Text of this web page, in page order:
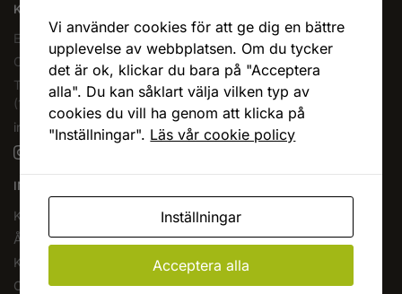
KAFFEOCHTE.SE
En del av Novodesign AB
Org.nr. 556790-1235
Tel.
08-400 209 60
(10-17 mån-fre)
info@kaffeochte.se
INFORMATION
Köpvillkor
Ångra köp
Kontakta oss
Om oss
Vi använder cookies för att ge dig en bättre
upplevelse av webbplatsen. Om du tycker
det är ok, klickar du bara på "Acceptera
alla". Du kan såklart välja vilken typ av
cookies du vill ha genom att klicka på
"Inställningar". Läs vår cookie policy
Inställningar
Acceptera alla